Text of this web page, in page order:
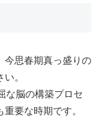
今思春期真っ盛りの
。
な脳の構築プロセ
要な時期です。